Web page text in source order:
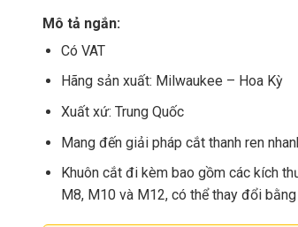
Mô tả ngắn:
Có VAT
Hãng sản xuất: Milwaukee – Hoa Kỳ
Xuất xứ: Trung Quốc
Mang đến giải pháp cắt thanh ren
Khuôn cắt đi kèm bao gồm các kích
M8, M10 và M12, có thể thay đổi